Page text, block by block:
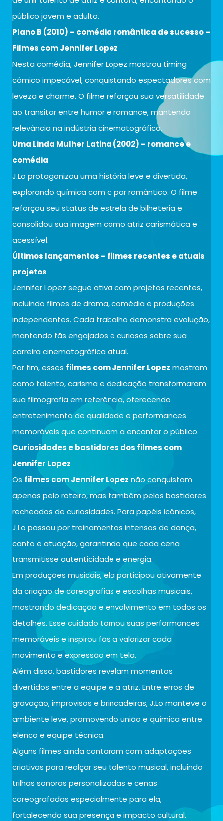
público jovem e adulto.
Plano B (2010) – comédia romântica de sucesso –
Filmes com Jennifer Lopez
Nesta comédia, Jennifer Lopez mostrou timing
cômico impecável, conquistando espectadores com
leveza e charme. O filme reforçou sua versatilidade
ao transitar entre humor e romance, mantendo
relevância na indústria cinematográfica.
Uma Linda Mulher Latina (2002) – romance e
comédia
J.Lo protagonizou uma história leve e divertida,
explorando química com o par romântico. O filme
reforçou seu status de estrela de bilheteria e
consolidou sua imagem como atriz carismática e
acessível.
Últimos lançamentos – filmes recentes e atuais
projetos
Jennifer Lopez segue ativa com projetos recentes,
incluindo filmes de drama, comédia e produções
independentes. Cada trabalho demonstra evolução,
mantendo fãs engajados e curiosos sobre sua
carreira cinematográfica atual.
Por fim, esses filmes com Jennifer Lopez mostram
como talento, carisma e dedicação transformaram
sua filmografia em referência, oferecendo
entretenimento de qualidade e performances
memoráveis que continuam a encantar o público.
Curiosidades e bastidores dos filmes com
Jennifer Lopez
Os filmes com Jennifer Lopez não conquistam
apenas pelo roteiro, mas também pelos bastidores
recheados de curiosidades. Para papéis icônicos,
J.Lo passou por treinamentos intensos de dança,
canto e atuação, garantindo que cada cena
transmitisse autenticidade e energia.
Em produções musicais, ela participou ativamente
da criação de coreografias e escolhas musicais,
mostrando dedicação e envolvimento em todos os
detalhes. Esse cuidado tornou suas performances
memoráveis e inspirou fãs a valorizar cada
movimento e expressão em tela.
Além disso, bastidores revelam momentos
divertidos entre a equipe e a atriz. Entre erros de
gravação, improvisos e brincadeiras, J.Lo manteve o
ambiente leve, promovendo união e química entre
elenco e equipe técnica.
Alguns filmes ainda contaram com adaptações
criativas para realçar seu talento musical, incluindo
trilhas sonoras personalizadas e cenas
coreografadas especialmente para ela,
fortalecendo sua presença e impacto cultural.